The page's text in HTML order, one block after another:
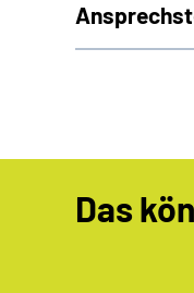
Das